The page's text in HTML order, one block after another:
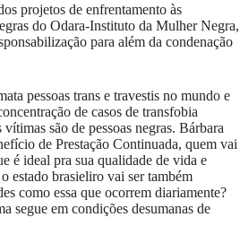
projetos de enfrentamento às
do Odara-Instituto da Mulher Negra,
para além da condenação
pessoas trans e travestis no mundo e
de casos de transfobia
são de pessoas negras. Bárbara
de Prestação Continuada, quem vai
é ideal pra sua qualidade de vida e
estado brasieliro vai ser também
como essa que ocorrem diariamente?
segue em condições desumanas de